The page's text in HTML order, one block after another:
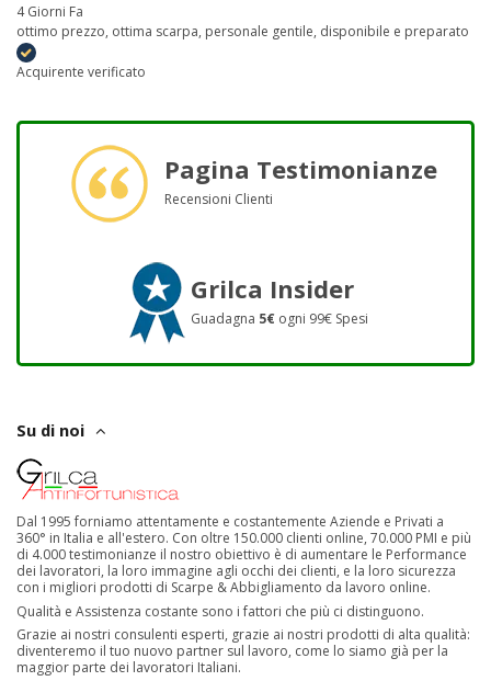
4 Giorni Fa
ottimo prezzo, ottima scarpa, personale gentile, disponibile e preparato
Acquirente verificato
Pagina Testimonianze
Recensioni Clienti
Grilca Insider
Guadagna 5€ ogni 99€ Spesi
Su di noi
Dal 1995 forniamo attentamente e costantemente Aziende e Privati a
360° in Italia e all'estero. Con oltre 150.000 clienti online, 70.000 PMI e più
di 4.000 testimonianze il nostro obiettivo è di aumentare le Performance
dei lavoratori, la loro immagine agli occhi dei clienti, e la loro sicurezza
con i migliori prodotti di Scarpe & Abbigliamento da lavoro online.
Qualità e Assistenza costante sono i fattori che più ci distinguono.
Grazie ai nostri consulenti esperti, grazie ai nostri prodotti di alta qualità:
diventeremo il tuo nuovo partner sul lavoro, come lo siamo già per la
maggior parte dei lavoratori Italiani.